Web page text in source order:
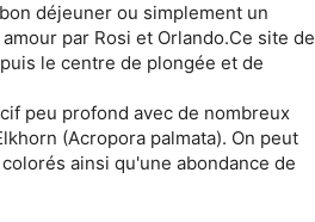
déjeuner ou simplement un
par Rosi et Orlando.Ce site de
le centre de plongée et de
peu profond avec de nombreux
(Acropora palmata). On peut
ainsi qu'une abondance de